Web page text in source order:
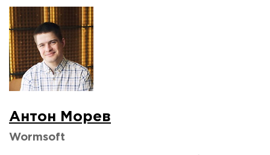
Антон Морев
Wormsoft